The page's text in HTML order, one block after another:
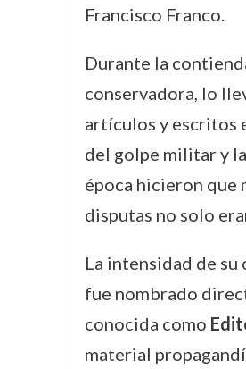
Francisco Franco.
Durante la
conservadora, lo
artículos y escritos
del golpe militar y
época hicieron que
disputas no solo
La intensidad de
fue nombrado
conocida como
material